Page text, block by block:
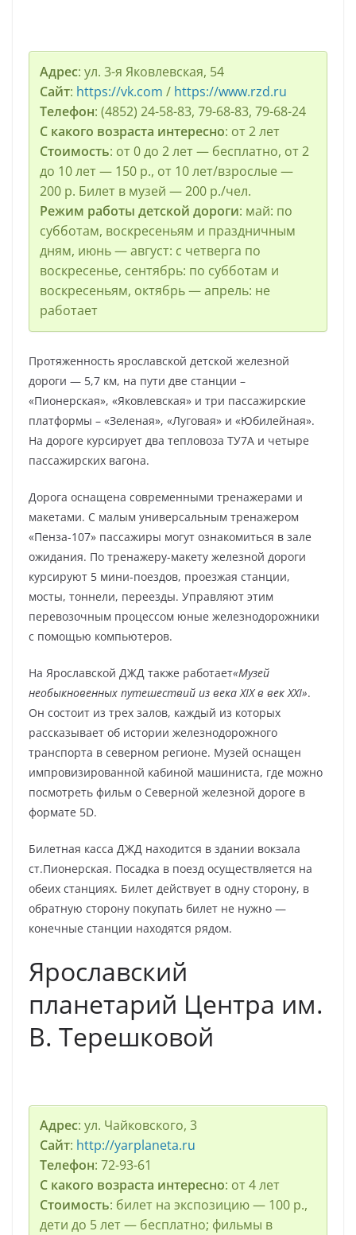
Адрес: ул. 3-я Яковлевская, 54
Сайт: https://vk.com / https://www.rzd.ru
Телефон: (4852) 24-58-83, 79-68-83, 79-68-24
С какого возраста интересно: от 2 лет
Стоимость: от 0 до 2 лет — бесплатно, от 2
до 10 лет — 150 р., от 10 лет/взрослые —
200 р. Билет в музей — 200 р./чел.
Режим работы детской дороги: май: по
субботам, воскресеньям и праздничным
дням, июнь — август: с четверга по
воскресенье, сентябрь: по субботам и
воскресеньям, октябрь — апрель: не
работает
Протяженность ярославской детской железной
дороги — 5,7 км, на пути две станции –
«Пионерская», «Яковлевская» и три пассажирские
платформы – «Зеленая», «Луговая» и «Юбилейная».
На дороге курсирует два тепловоза ТУ7А и четыре
пассажирских вагона.
Дорога оснащена современными тренажерами и
макетами. С малым универсальным тренажером
«Пенза-107» пассажиры могут ознакомиться в зале
ожидания. По тренажеру-макету железной дороги
курсируют 5 мини-поездов, проезжая станции,
мосты, тоннели, переезды. Управляют этим
перевозочным процессом юные железнодорожники
с помощью компьютеров.
На Ярославской ДЖД также работает«Музей
необыкновенных путешествий из века XIX в век XXI».
Он состоит из трех залов, каждый из которых
рассказывает об истории железнодорожного
транспорта в северном регионе. Музей оснащен
импровизированной кабиной машиниста, где можно
посмотреть фильм о Северной железной дороге в
формате 5D.
Билетная касса ДЖД находится в здании вокзала
ст.Пионерская. Посадка в поезд осуществляется на
обеих станциях. Билет действует в одну сторону, в
обратную сторону покупать билет не нужно —
конечные станции находятся рядом.
Ярославский
планетарий Центра им.
В. Терешковой
Адрес: ул. Чайковского, 3
Сайт: http://yarplaneta.ru
Телефон: 72-93-61
С какого возраста интересно: от 4 лет
Стоимость: билет на экспозицию — 100 р.,
дети до 5 лет — бесплатно; фильмы в